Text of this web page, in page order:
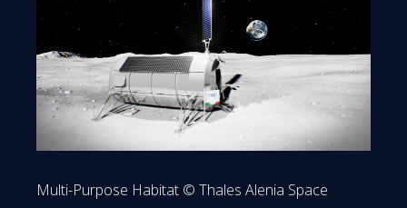
Multi-Purpose Habitat © Thales Alenia Space